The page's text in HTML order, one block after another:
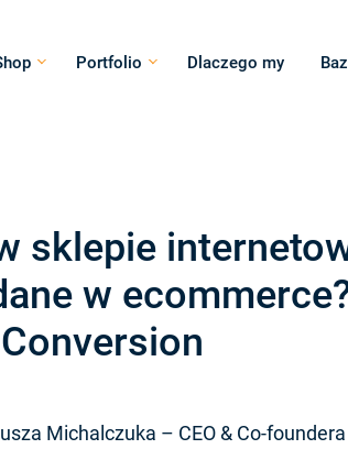
Portfolio Dlaczego my
sklepie
w
Michalczuka – CEO & Co-